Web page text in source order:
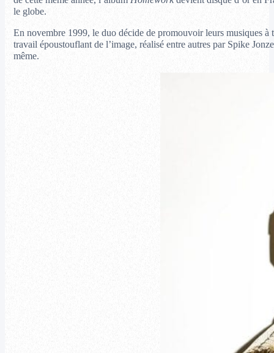
le globe.
En novembre 1999, le duo décide de promouvoir leurs musiques
travail époustouflant de l’image, réalisé entre autres par Spike
même.